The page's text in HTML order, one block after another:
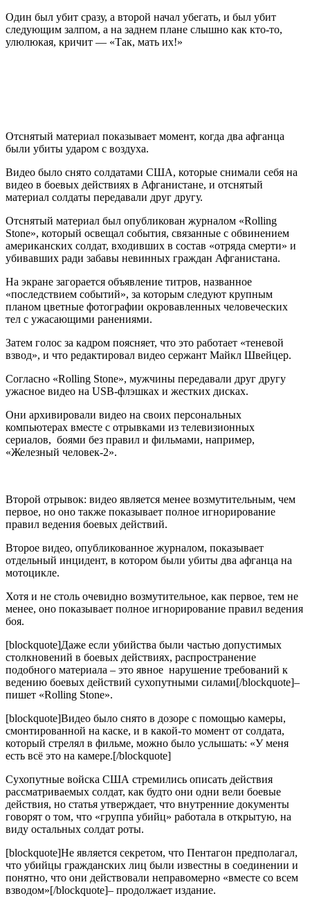
Один был убит сразу, а второй начал убегать, и был убит
следующим залпом, а на заднем плане слышно как кто-то,
улюлюкая, кричит — «Так, мать их!»
Отснятый материал показывает момент, когда два афганца
были убиты ударом с воздуха.
Видео было снято солдатами США, которые снимали себя на
видео в боевых действиях в Афганистане, и отснятый
материал солдаты передавали друг другу.
Отснятый материал был опубликован журналом «Rolling
Stone», который освещал события, связанные с обвинением
американских солдат, входивших в состав «отряда смерти» и
убивавших ради забавы невинных граждан Афганистана.
На экране загорается объявление титров, названное
«последствием событий», за которым следуют крупным
планом цветные фотографии окровавленных человеческих
тел с ужасающими ранениями.
Затем голос за кадром поясняет, что это работает «теневой
взвод», и что редактировал видео сержант Майкл Швейцер.
Согласно «Rolling Stone», мужчины передавали друг другу
ужасное видео на USB-флэшках и жестких дисках.
Они архивировали видео на своих персональных
компьютерах вместе с отрывками из телевизионных
сериалов, боями без правил и фильмами, например,
«Железный человек-2».
Второй отрывок: видео является менее возмутительным, чем
первое, но оно также показывает полное игнорирование
правил ведения боевых действий.
Второе видео, опубликованное журналом, показывает
отдельный инцидент, в котором были убиты два афганца на
мотоцикле.
Хотя и не столь очевидно возмутительное, как первое, тем не
менее, оно показывает полное игнорирование правил ведения
боя.
[blockquote]Даже если убийства были частью допустимых
столкновений в боевых действиях, распространение
подобного материала – это явное нарушение требований к
ведению боевых действий сухопутными силами[/blockquote]–
пишет «Rolling Stone».
[blockquote]Видео было снято в дозоре с помощью камеры,
смонтированной на каске, и в какой-то момент от солдата,
который стрелял в фильме, можно было услышать: «У меня
есть всё это на камере.[/blockquote]
Сухопутные войска США стремились описать действия
рассматриваемых солдат, как будто они одни вели боевые
действия, но статья утверждает, что внутренние документы
говорят о том, что «группа убийц» работала в открытую, на
виду остальных солдат роты.
[blockquote]Не является секретом, что Пентагон предполагал,
что убийцы гражданских лиц были известны в соединении и
понятно, что они действовали неправомерно «вместе со всем
взводом»[/blockquote]– продолжает издание.